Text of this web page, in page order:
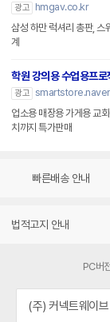
광고
hmgav.co.kr
삼성 하만 럭셔리 총판,
계
학원 강의용 수업용프로
광고
업소용 매장용 가게용 교
치까지 특가판매
빠른배송 안내
법적고지 안내
PC버
(주) 커넥트웨이브